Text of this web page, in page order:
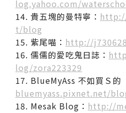
log.yahoo.com/
14. 貴五塊的曼特寧：
t/blog
15. 紫尾喵： http://
16. 儒儒的愛吃鬼日誌：
log/zora223329
17. BlueMyAss 不如買Ｓ的
bluemyass.pixnet.net/
18. Mesak Blog： http://